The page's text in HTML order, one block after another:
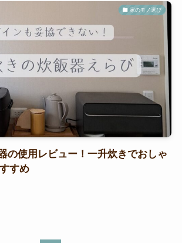
家のモノ選び
の使用レビュー！一升炊きでおしゃ
すめ